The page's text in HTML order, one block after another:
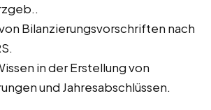
Bilanzierungsvorschriften nach
in der Erstellung von
und Jahresabschlüssen.